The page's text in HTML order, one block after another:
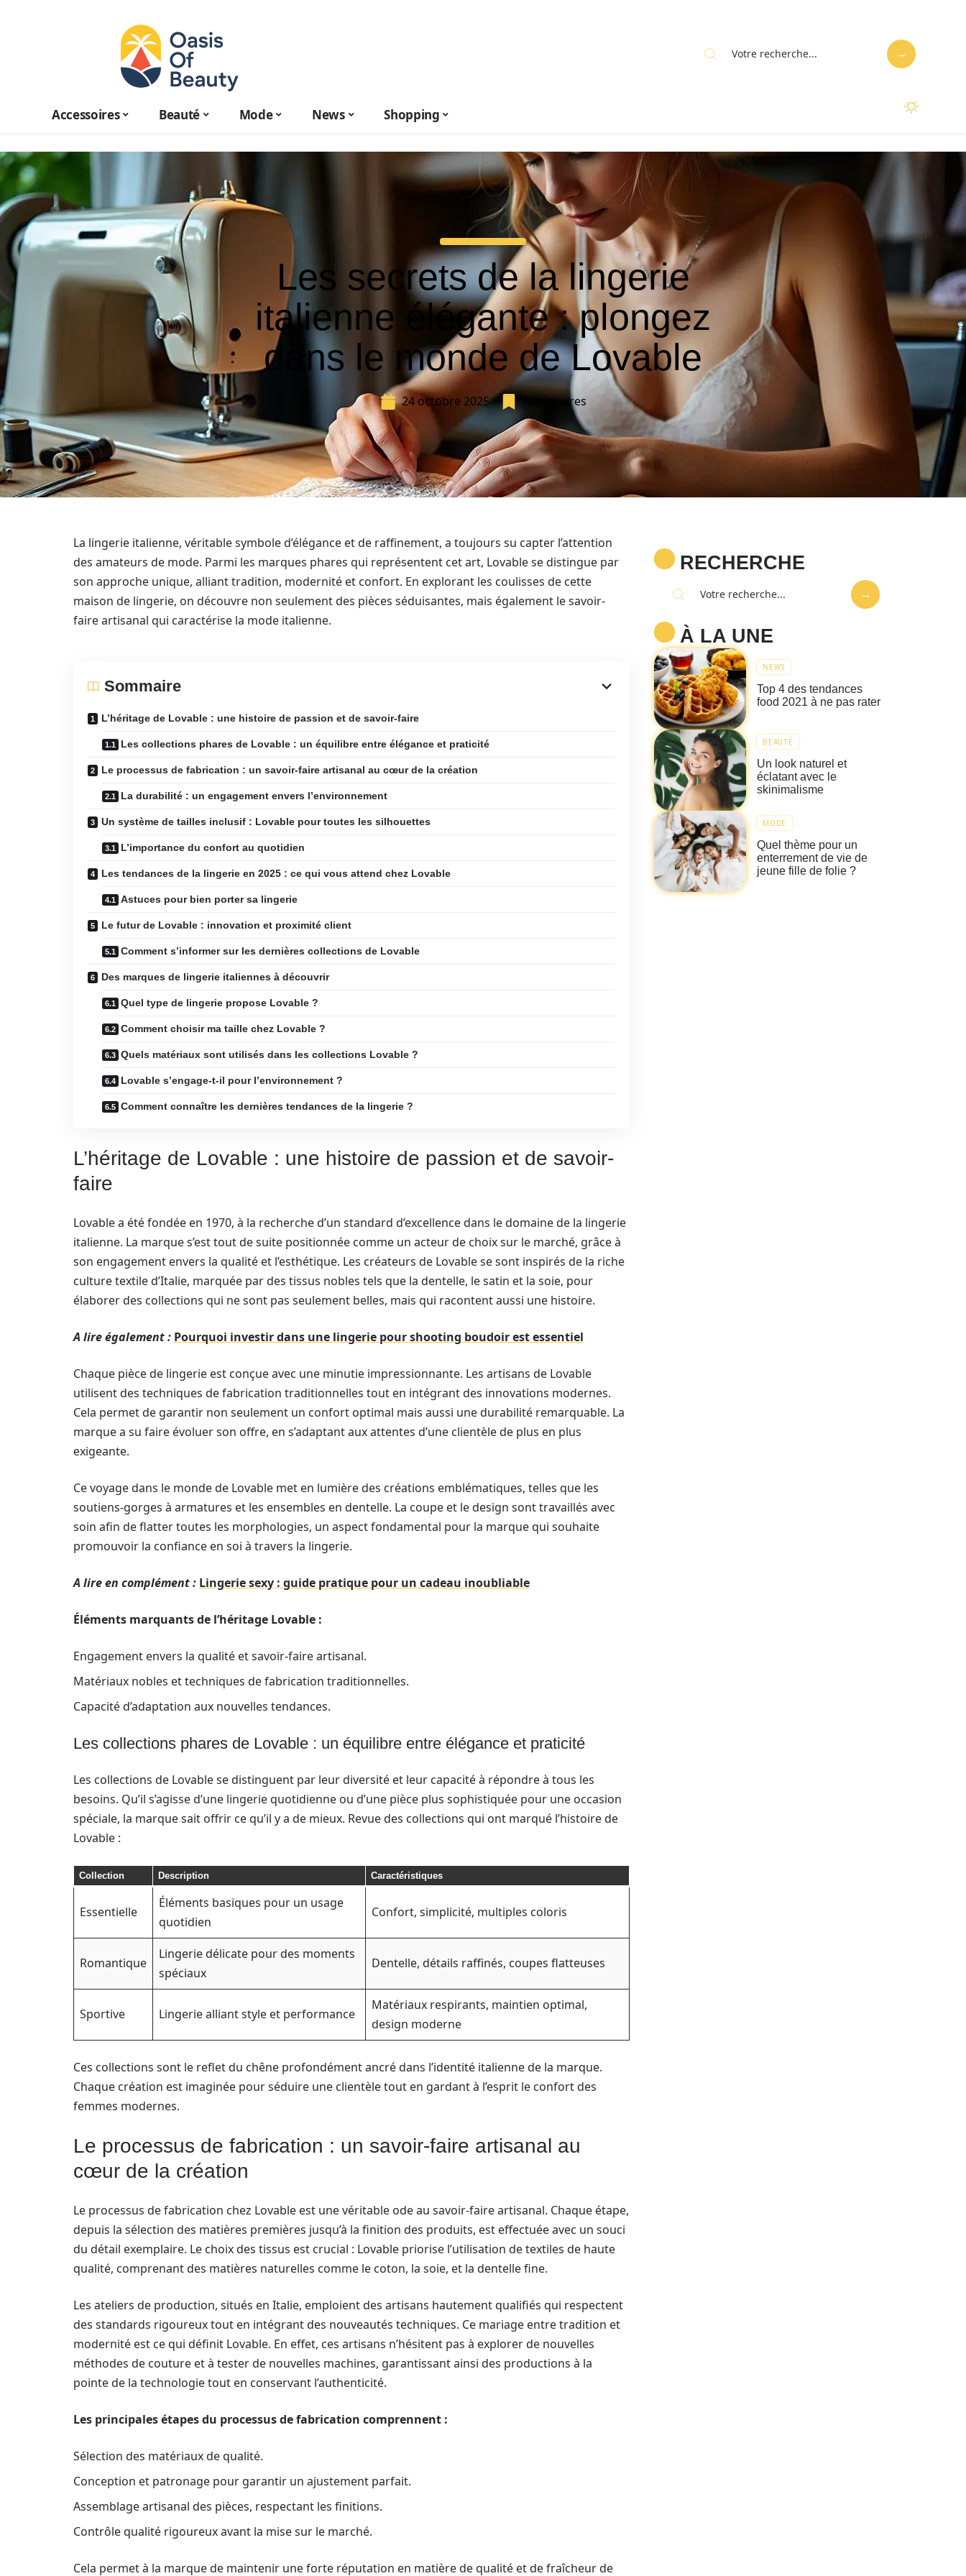
Accessoires Beauté Mode News Shopping
Les secrets de la lingerie
italienne élégante : plongez
dans le monde de Lovable
24 octobre 2025 Accessoires
La lingerie italienne, véritable symbole d’élégance et de raffinement, a toujours su capter l’attention
des amateurs de mode. Parmi les marques phares qui représentent cet art, Lovable se distingue par
son approche unique, alliant tradition, modernité et confort. En explorant les coulisses de cette
maison de lingerie, on découvre non seulement des pièces séduisantes, mais également le savoir-
faire artisanal qui caractérise la mode italienne.
Sommaire
L’héritage de Lovable : une histoire de passion et de savoir-faire
Les collections phares de Lovable : un équilibre entre élégance et praticité
Le processus de fabrication : un savoir-faire artisanal au cœur de la création
La durabilité : un engagement envers l’environnement
Un système de tailles inclusif : Lovable pour toutes les silhouettes
L’importance du confort au quotidien
Les tendances de la lingerie en 2025 : ce qui vous attend chez Lovable
Astuces pour bien porter sa lingerie
Le futur de Lovable : innovation et proximité client
Comment s’informer sur les dernières collections de Lovable
Des marques de lingerie italiennes à découvrir
Quel type de lingerie propose Lovable ?
Comment choisir ma taille chez Lovable ?
Quels matériaux sont utilisés dans les collections Lovable ?
Lovable s’engage-t-il pour l’environnement ?
Comment connaître les dernières tendances de la lingerie ?
L’héritage de Lovable : une histoire de passion et de savoir-
faire
Lovable a été fondée en 1970, à la recherche d’un standard d’excellence dans le domaine de la lingerie
italienne. La marque s’est tout de suite positionnée comme un acteur de choix sur le marché, grâce à
son engagement envers la qualité et l’esthétique. Les créateurs de Lovable se sont inspirés de la riche
culture textile d’Italie, marquée par des tissus nobles tels que la dentelle, le satin et la soie, pour
élaborer des collections qui ne sont pas seulement belles, mais qui racontent aussi une histoire.
A lire également : Pourquoi investir dans une lingerie pour shooting boudoir est essentiel
Chaque pièce de lingerie est conçue avec une minutie impressionnante. Les artisans de Lovable
utilisent des techniques de fabrication traditionnelles tout en intégrant des innovations modernes.
Cela permet de garantir non seulement un confort optimal mais aussi une durabilité remarquable. La
marque a su faire évoluer son offre, en s’adaptant aux attentes d’une clientèle de plus en plus
exigeante.
Ce voyage dans le monde de Lovable met en lumière des créations emblématiques, telles que les
soutiens-gorges à armatures et les ensembles en dentelle. La coupe et le design sont travaillés avec
soin afin de flatter toutes les morphologies, un aspect fondamental pour la marque qui souhaite
promouvoir la confiance en soi à travers la lingerie.
A lire en complément : Lingerie sexy : guide pratique pour un cadeau inoubliable
Éléments marquants de l’héritage Lovable :
Engagement envers la qualité et savoir-faire artisanal.
Matériaux nobles et techniques de fabrication traditionnelles.
Capacité d’adaptation aux nouvelles tendances.
Les collections phares de Lovable : un équilibre entre élégance et praticité
Les collections de Lovable se distinguent par leur diversité et leur capacité à répondre à tous les
besoins. Qu’il s’agisse d’une lingerie quotidienne ou d’une pièce plus sophistiquée pour une occasion
spéciale, la marque sait offrir ce qu’il y a de mieux. Revue des collections qui ont marqué l’histoire de
Lovable :
Collection Description Caractéristiques
Essentielle
Éléments basiques pour un usage
quotidien
Confort, simplicité, multiples coloris
Romantique
Lingerie délicate pour des moments
spéciaux
Dentelle, détails raffinés, coupes flatteuses
Sportive Lingerie alliant style et performance
Matériaux respirants, maintien optimal,
design moderne
Ces collections sont le reflet du chêne profondément ancré dans l’identité italienne de la marque.
Chaque création est imaginée pour séduire une clientèle tout en gardant à l’esprit le confort des
femmes modernes.
Le processus de fabrication : un savoir-faire artisanal au
cœur de la création
Le processus de fabrication chez Lovable est une véritable ode au savoir-faire artisanal. Chaque étape,
depuis la sélection des matières premières jusqu’à la finition des produits, est effectuée avec un souci
du détail exemplaire. Le choix des tissus est crucial : Lovable priorise l’utilisation de textiles de haute
qualité, comprenant des matières naturelles comme le coton, la soie, et la dentelle fine.
Les ateliers de production, situés en Italie, emploient des artisans hautement qualifiés qui respectent
des standards rigoureux tout en intégrant des nouveautés techniques. Ce mariage entre tradition et
modernité est ce qui définit Lovable. En effet, ces artisans n’hésitent pas à explorer de nouvelles
méthodes de couture et à tester de nouvelles machines, garantissant ainsi des productions à la
pointe de la technologie tout en conservant l’authenticité.
Les principales étapes du processus de fabrication comprennent :
Sélection des matériaux de qualité.
Conception et patronage pour garantir un ajustement parfait.
Assemblage artisanal des pièces, respectant les finitions.
Contrôle qualité rigoureux avant la mise sur le marché.
Cela permet à la marque de maintenir une forte réputation en matière de qualité et de fraîcheur de
RECHERCHE
À LA UNE
NEWS
Top 4 des tendances
food 2021 à ne pas rater
BEAUTÉ
Un look naturel et
éclatant avec le
skinimalisme
MODE
Quel thème pour un
enterrement de vie de
jeune fille de folie ?